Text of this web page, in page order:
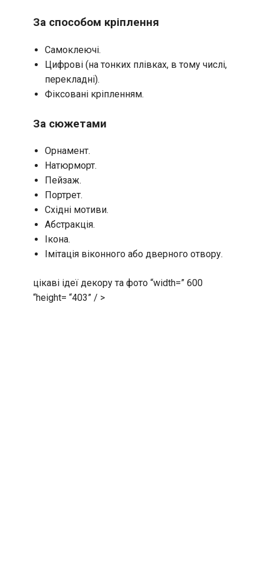
За способом кріплення
Самоклеючі.
Цифрові (на тонких плівках, в тому числі,
перекладні).
Фіксовані кріпленням.
За сюжетами
Орнамент.
Натюрморт.
Пейзаж.
Портрет.
Східні мотиви.
Абстракція.
Ікона.
Імітація віконного або дверного отвору.
цікаві ідеї декору та фото “width=” 600
“height= “403” / >